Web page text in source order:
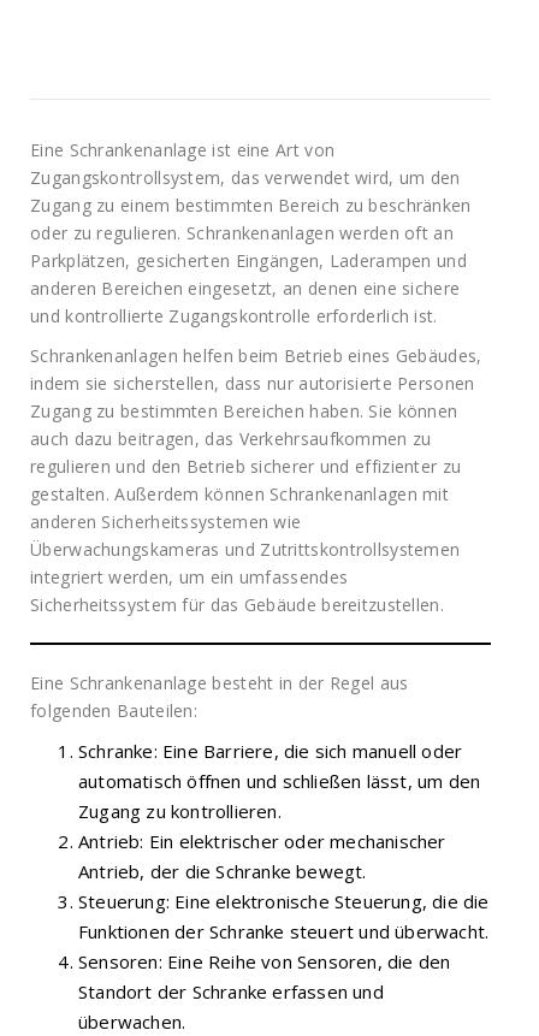
Eine Schrankenanlage ist eine Art von
Zugangskontrollsystem, das verwendet wird, um den
Zugang zu einem bestimmten Bereich zu beschränken
oder zu regulieren. Schrankenanlagen werden oft an
Parkplätzen, gesicherten Eingängen, Laderampen und
anderen Bereichen eingesetzt, an denen eine sichere
und kontrollierte Zugangskontrolle erforderlich ist.
Schrankenanlagen helfen beim Betrieb eines Gebäudes,
indem sie sicherstellen, dass nur autorisierte Personen
Zugang zu bestimmten Bereichen haben. Sie können
auch dazu beitragen, das Verkehrsaufkommen zu
regulieren und den Betrieb sicherer und effizienter zu
gestalten. Außerdem können Schrankenanlagen mit
anderen Sicherheitssystemen wie
Überwachungskameras und Zutrittskontrollsystemen
integriert werden, um ein umfassendes
Sicherheitssystem für das Gebäude bereitzustellen.
Eine Schrankenanlage besteht in der Regel aus
folgenden Bauteilen:
Schranke: Eine Barriere, die sich manuell oder
automatisch öffnen und schließen lässt, um den
Zugang zu kontrollieren.
Antrieb: Ein elektrischer oder mechanischer
Antrieb, der die Schranke bewegt.
Steuerung: Eine elektronische Steuerung, die die
Funktionen der Schranke steuert und überwacht.
Sensoren: Eine Reihe von Sensoren, die den
Standort der Schranke erfassen und
überwachen.